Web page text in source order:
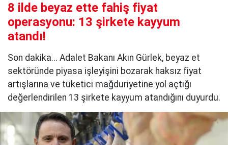
8 ilde beyaz ette fahiş fiyat
operasyonu: 13 şirkete kayyum
atandı!
Son dakika... Adalet Bakanı Akın Gürlek, beyaz et
sektöründe piyasa işleyişini bozarak haksız fiyat
artışlarına ve tüketici mağduriyetine yol açtığı
değerlendirilen 13 şirkete kayyum atandığını duyurdu.